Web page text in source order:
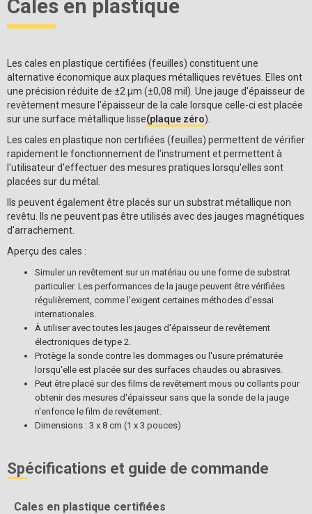
Cales en plastique
Les cales en plastique certifiées (feuilles) constituent une
alternative économique aux plaques métalliques revêtues. Elles ont
une précision réduite de ±2 µm (±0,08 mil). Une jauge d'épaisseur de
revêtement mesure l'épaisseur de la cale lorsque celle-ci est placée
sur une surface métallique lisse(plaque zéro).
Les cales en plastique non certifiées (feuilles) permettent de vérifier
rapidement le fonctionnement de l'instrument et permettent à
l'utilisateur d'effectuer des mesures pratiques lorsqu'elles sont
placées sur du métal.
Ils peuvent également être placés sur un substrat métallique non
revêtu. Ils ne peuvent pas être utilisés avec des jauges magnétiques
d'arrachement.
Aperçu des cales :
Simuler un revêtement sur un matériau ou une forme de substrat
particulier. Les performances de la jauge peuvent être vérifiées
régulièrement, comme l'exigent certaines méthodes d'essai
internationales.
À utiliser avec toutes les jauges d'épaisseur de revêtement
électroniques de type 2.
Protège la sonde contre les dommages ou l'usure prématurée
lorsqu'elle est placée sur des surfaces chaudes ou abrasives.
Peut être placé sur des films de revêtement mous ou collants pour
obtenir des mesures d'épaisseur sans que la sonde de la jauge
n'enfonce le film de revêtement.
Dimensions : 3 x 8 cm (1 x 3 pouces)
Spécifications et guide de commande
Cales en plastique certifiées